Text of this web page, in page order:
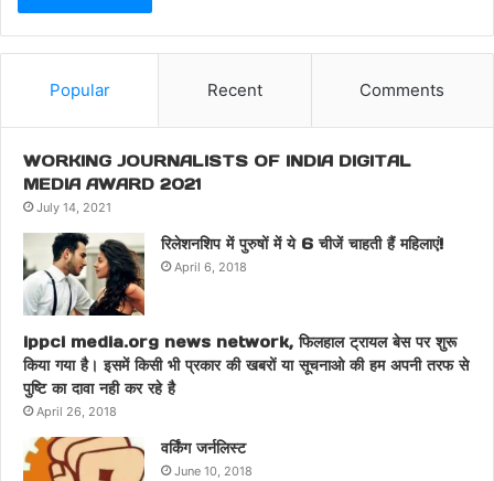
Popular Recent Comments
WORKING JOURNALISTS OF INDIA DIGITAL
MEDIA AWARD 2021
July 14, 2021
रिलेशनशिप में पुरुषों में ये 6 चीजें चाहती हैं महिलाएं!
April 6, 2018
ippci media.org news network, फिलहाल ट्रायल बेस पर शुरू
किया गया है। इसमें किसी भी प्रकार की खबरों या सूचनाओ की हम अपनी तरफ से
पुष्टि का दावा नही कर रहे है
April 26, 2018
वर्किंग जर्नलिस्ट
June 10, 2018